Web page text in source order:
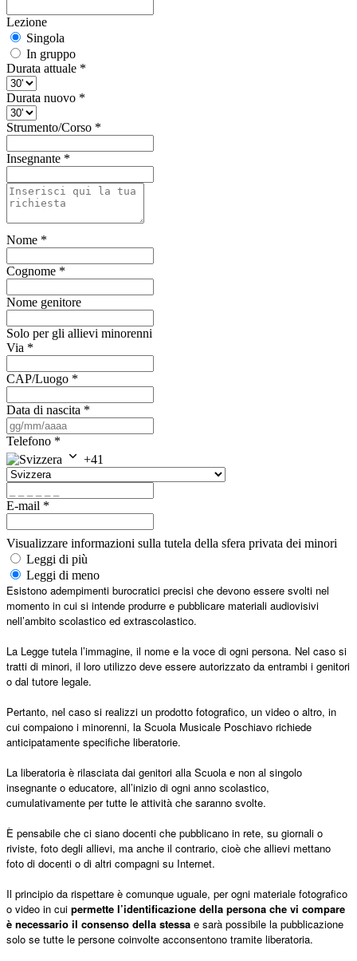
Lezione
Singola
In gruppo
Durata attuale *
Durata nuovo *
Strumento/Corso *
Insegnante *
Nome *
Cognome *
Nome genitore
Solo per gli allievi minorenni
Via *
CAP/Luogo *
Data di nascita *
Telefono *
+41
E-mail *
Visualizzare informazioni sulla tutela della sfera privata dei minori
Leggi di più
Leggi di meno
Esistono adempimenti burocratici precisi che devono essere svolti nel
momento in cui si intende produrre e pubblicare materiali audiovisivi
nell’ambito scolastico ed extrascolastico.
La Legge tutela l’immagine, il nome e la voce di ogni persona. Nel caso si
tratti di minori, il loro utilizzo deve essere autorizzato da entrambi i genitori
o dal tutore legale.
Pertanto, nel caso si realizzi un prodotto fotografico, un video o altro, in
cui compaiono i minorenni, la Scuola Musicale Poschiavo richiede
anticipatamente specifiche liberatorie.
La liberatoria è rilasciata dai genitori alla Scuola e non al singolo
insegnante o educatore, all’inizio di ogni anno scolastico,
cumulativamente per tutte le attività che saranno svolte.
È pensabile che ci siano docenti che pubblicano in rete, su giornali o
riviste, foto degli allievi, ma anche il contrario, cioè che allievi mettano
foto di docenti o di altri compagni su Internet.
Il principio da rispettare è comunque uguale, per ogni materiale fotografico
o video in cui permette l’identificazione della persona che vi compare
è necessario il consenso della stessa e sarà possibile la pubblicazione
solo se tutte le persone coinvolte acconsentono tramite liberatoria.